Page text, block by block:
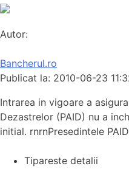
Autor:
Bancherul.ro
Publicat la: 2010-06-23
Intrarea in vigoare a
Dezastrelor (PAID) nu a
initial. rnrnPresedintele
Tipareste detalii